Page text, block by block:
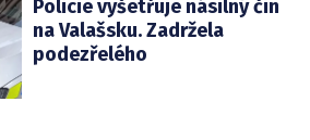
Policie vyšetřuje násilný čin
na Valašsku. Zadržela
podezřelého